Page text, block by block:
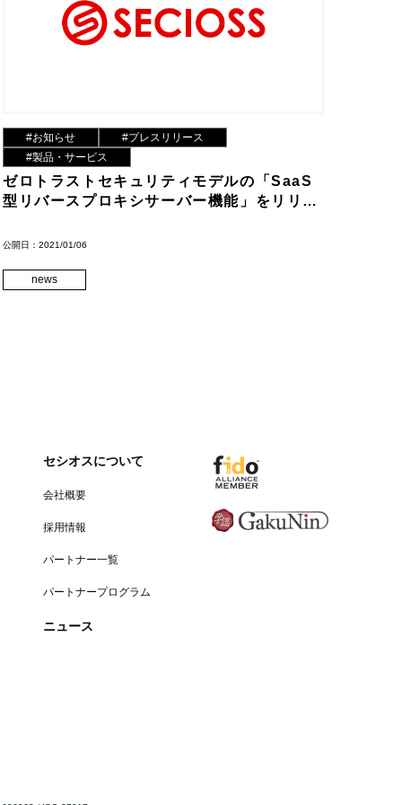
#お知らせ
#プレスリリース
#製品・サービス
ゼロトラストセキュリティモデルの「SaaS
型リバースプロキシサーバー機能」をリリー
公開日：2021/01/06
news
セシオスについて
会社概要
採用情報
パートナー一覧
パートナープログラム
ニュース